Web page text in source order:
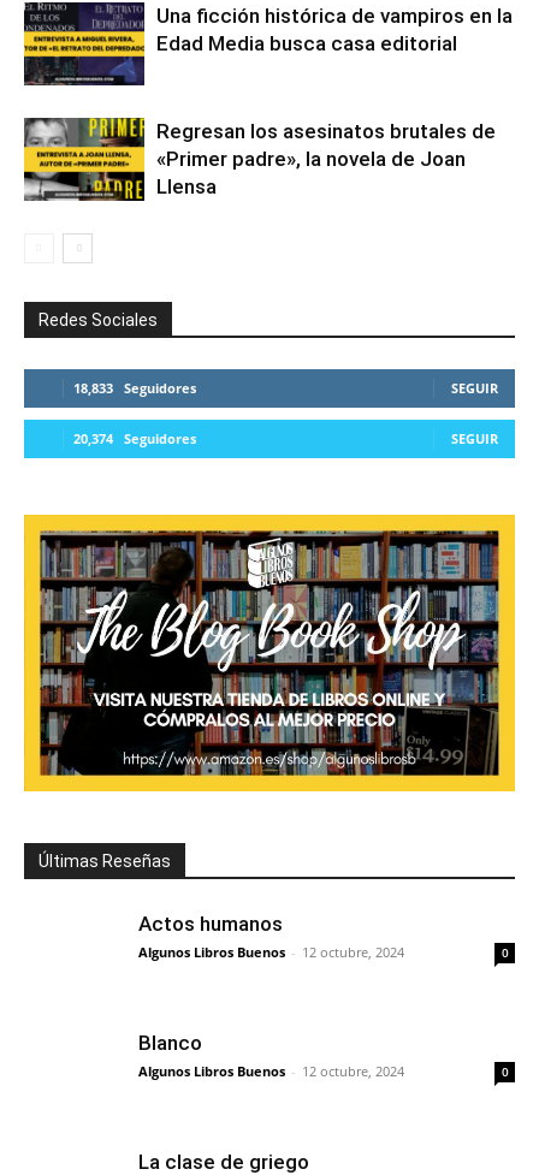
Una ficción histórica de vampiros en la
Edad Media busca casa editorial
Regresan los asesinatos brutales de
«Primer padre», la novela de Joan
Llensa
Redes Sociales
18,833 Seguidores SEGUIR
20,374 Seguidores SEGUIR
Últimas Reseñas
Actos humanos
Algunos Libros Buenos - 12 octubre, 2024 0
Blanco
Algunos Libros Buenos - 12 octubre, 2024 0
La clase de griego